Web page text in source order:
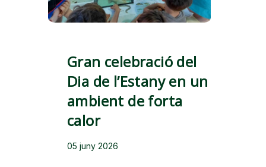
Gran celebració del
Dia de l’Estany en un
ambient de forta
calor
05 juny 2026